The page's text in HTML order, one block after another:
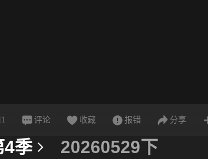
评论 收藏 报错 分享
4季 更多信息20260529下